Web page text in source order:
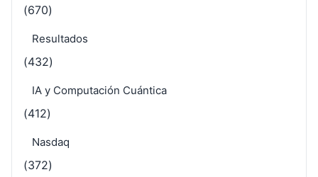
(670)
Resultados
(432)
IA y Computación Cuántica
(412)
Nasdaq
(372)